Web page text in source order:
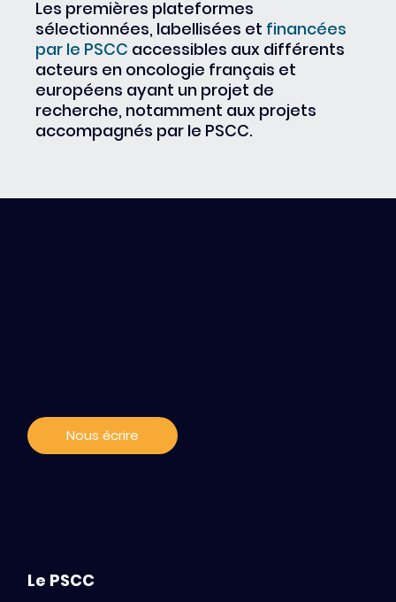
Les premières plateformes
sélectionnées, labellisées et financées
par le PSCC accessibles aux différents
acteurs en oncologie français et
européens ayant un projet de
recherche, notamment aux projets
accompagnés par le PSCC.
Nous écrire
Le PSCC